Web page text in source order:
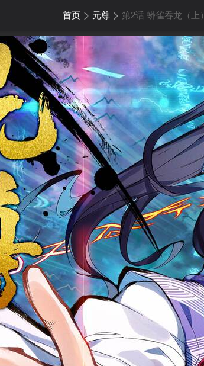
首页 元尊 第2话 蟒雀吞龙（上）